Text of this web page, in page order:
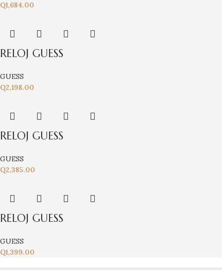
Q1,684.00
RELOJ GUESS
GUESS
Q2,198.00
RELOJ GUESS
GUESS
Q2,385.00
RELOJ GUESS
GUESS
Q1,399.00